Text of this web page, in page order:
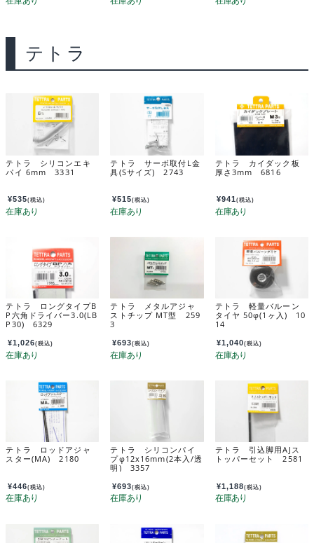
テトラ
テトラ シリコンエキ
パイ 6mm 3331
¥535(税込)
テトラ サーボ取付L金
具(Sサイズ) 2743
¥515(税込)
テトラ カイダック板
厚さ3mm 6816
¥941(税込)
テトラ ロングタイプB
P六角ドライバー3.0(LB
P30) 6329
¥1,026(税込)
テトラ メタルアジャ
ストチップ MT型 259
3
¥693(税込)
テトラ 軽量バルーン
タイヤ 50φ(1ヶ入) 10
14
¥1,040(税込)
テトラ ロッドアジャ
スター(MA) 2180
¥446(税込)
テトラ シリコンパイ
プφ12x16mm(2本入/透
明) 3357
¥693(税込)
テトラ 引込脚用AJス
トッパーセット 2581
¥1,188(税込)